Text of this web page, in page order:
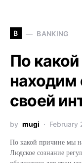
B BANKING
По
находим
своей
by mugi February
По какой причине мы
Людское сознание